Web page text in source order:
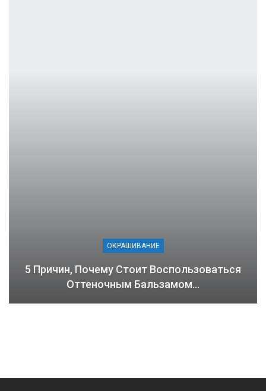
ОКРАШИВАНИЕ
5 Причин, Почему Стоит Воспользоваться
Оттеночным Бальзамом…